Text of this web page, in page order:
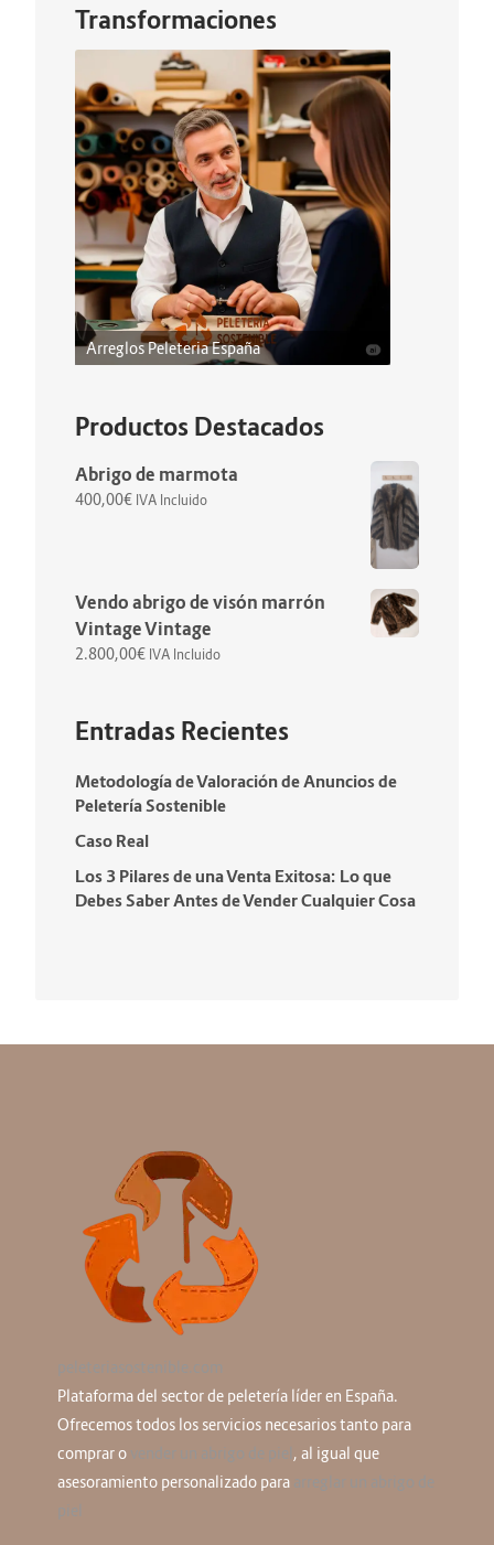
Transformaciones
Arreglos Peleteria España
Productos Destacados
Abrigo de marmota
400,00€ IVA Incluido
Vendo abrigo de visón marrón
Vintage Vintage
2.800,00€ IVA Incluido
Entradas Recientes
Metodología de Valoración de Anuncios de
Peletería Sostenible
Caso Real
Los 3 Pilares de una Venta Exitosa: Lo que
Debes Saber Antes de Vender Cualquier Cosa
Plataforma del sector de peletería líder en España.
Ofrecemos todos los servicios necesarios tanto para
comprar o
, al igual que
asesoramiento personalizado para